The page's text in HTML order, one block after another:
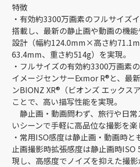
特徴
・有効約3300万画素のフルサイズ
搭載し、最新の静止画や動画の機
設計（幅約124.0mm×高さ約
63.4mm、重さ約514g）を実現。
・フルサイズの有効約3300万画素
イメージセンサーExmor R®と、最
ンBIONZ XR®（ビオンズ エックス
ことで、高い描写性能を実現。
静止画・動画問わず、旅行や日
いシーンで手軽に高品位な撮影を楽
・常用ISO感度は静止画・動画時
止画撮影時拡張感度は静止画時ISO
現し、高感度でノイズを抑えた撮影